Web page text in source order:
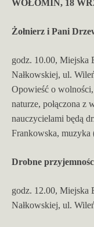
WOŁOMIN, 18
Żołnierz i Pani
godz. 10.00, Miejska
Nałkowskiej, ul.
Opowieść o
naturze, połączona z
nauczycielami będą
Frankowska, muzyka
Drobne
godz. 12.00, Miejska
Nałkowskiej, ul.